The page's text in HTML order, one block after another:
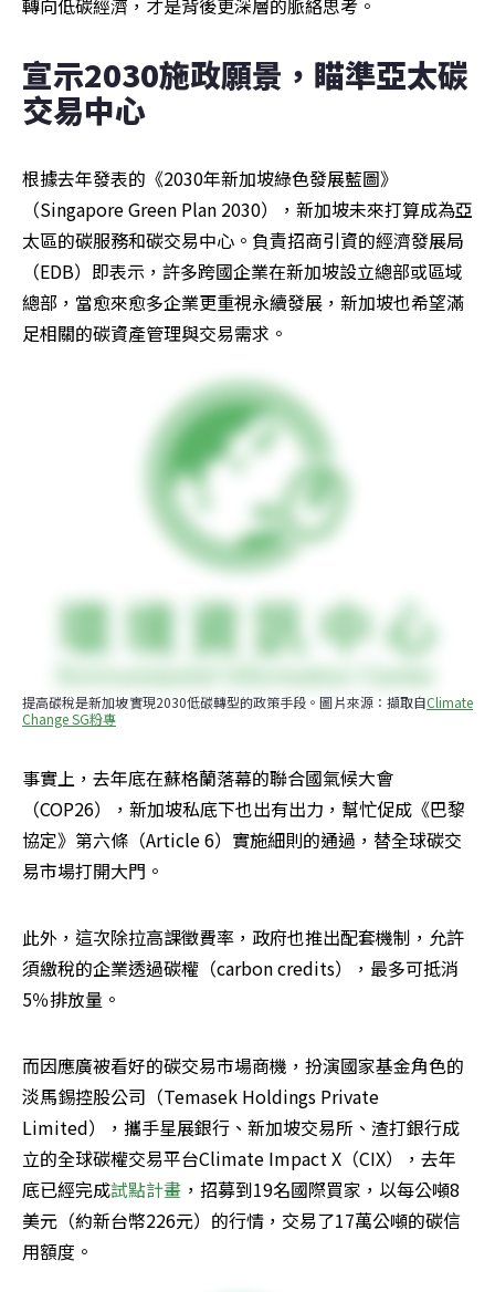
轉向低碳經濟，才是背後更深層的脈絡思考。
宣示2030施政願景，瞄準亞太碳
交易中心
根據去年發表的《2030年新加坡綠色發展藍圖》
（Singapore Green Plan 2030），新加坡未來打算成為亞
太區的碳服務和碳交易中心。負責招商引資的經濟發展局
（EDB）即表示，許多跨國企業在新加坡設立總部或區域
總部，當愈來愈多企業更重視永續發展，新加坡也希望滿
足相關的碳資產管理與交易需求。
提高碳稅是新加坡實現2030低碳轉型的政策手段。圖片來源：擷取自Climate
Change SG粉專
事實上，去年底在蘇格蘭落幕的聯合國氣候大會
（COP26），新加坡私底下也出有出力，幫忙促成《巴黎
協定》第六條（Article 6）實施細則的通過，替全球碳交
易市場打開大門。
此外，這次除拉高課徵費率，政府也推出配套機制，允許
須繳稅的企業透過碳權（carbon credits），最多可抵消
5％排放量。
而因應廣被看好的碳交易市場商機，扮演國家基金角色的
淡馬錫控股公司（Temasek Holdings Private
Limited），攜手星展銀行、新加坡交易所、渣打銀行成
立的全球碳權交易平台Climate Impact X（CIX），去年
底已經完成試點計畫 ，招募到19名國際買家，以每公噸8
美元（約新台幣226元）的行情，交易了17萬公噸的碳信
用額度。